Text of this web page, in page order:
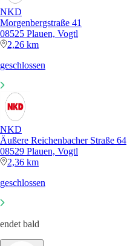
NKD
Morgenbergstraße 41
08525 Plauen, Vogtl
2,26 km
geschlossen
NKD
Äußere Reichenbacher Straße 64
08529 Plauen, Vogtl
2,36 km
geschlossen
endet bald